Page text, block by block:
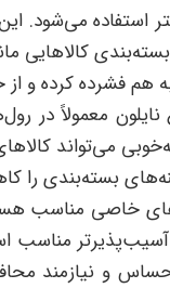
می‌شود. این
کالاهایی
هم فشرده کرده و
معمولاً در
می‌تواند
بسته‌بندی را
خاصی مناسب
آسیب‌پذیرتر
و نیازمند